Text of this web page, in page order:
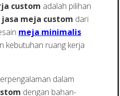
custom adalah pilihan
jasa meja custom dari
meja minimalis
kebutuhan ruang kerja
dalam
dengan bahan-